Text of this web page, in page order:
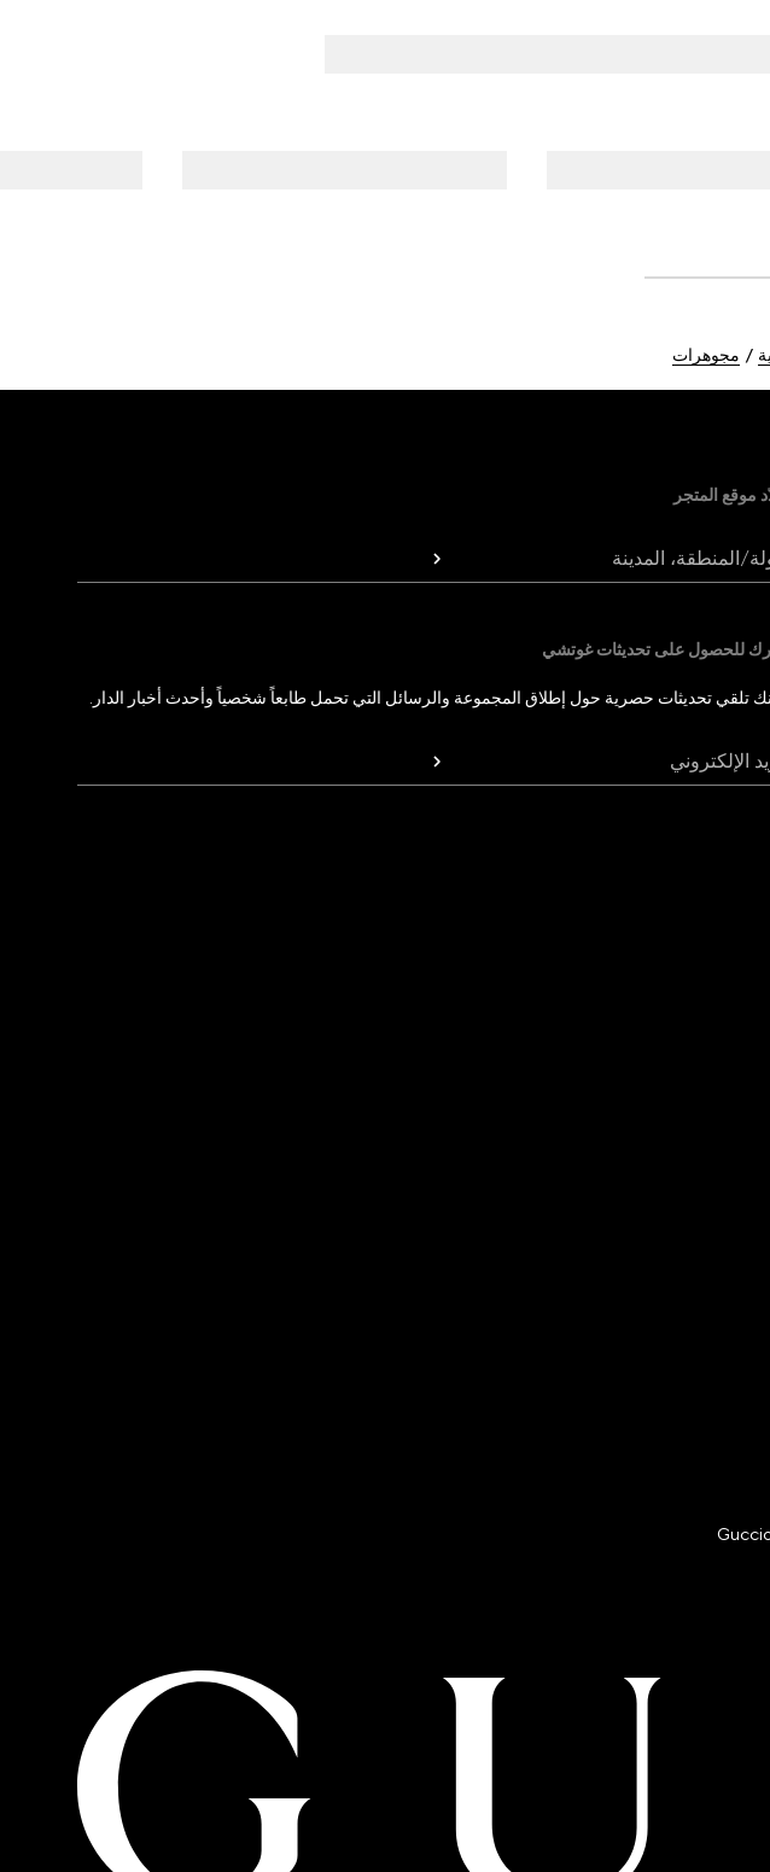
مجوهرات
موقع المتجر
المنطقة، المدينة
للحصول على تحديثات غوتشي
تلقي تحديثات حصرية حول إطلاق المجموعة والرسائل التي تحمل طابعاً شخصياً وأحدث أخبار الدار.
الإلكتروني